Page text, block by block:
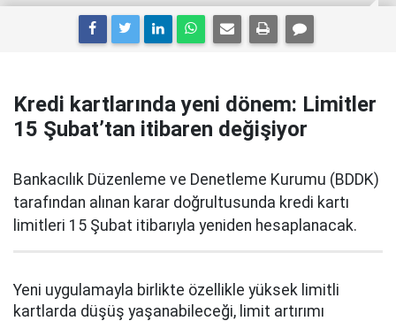
Kredi kartlarında yeni dönem: Limitler
15 Şubat’tan itibaren değişiyor
Bankacılık Düzenleme ve Denetleme Kurumu (BDDK)
tarafından alınan karar doğrultusunda kredi kartı
limitleri 15 Şubat itibarıyla yeniden hesaplanacak.
Yeni uygulamayla birlikte özellikle yüksek limitli
kartlarda düşüş yaşanabileceği, limit artırımı